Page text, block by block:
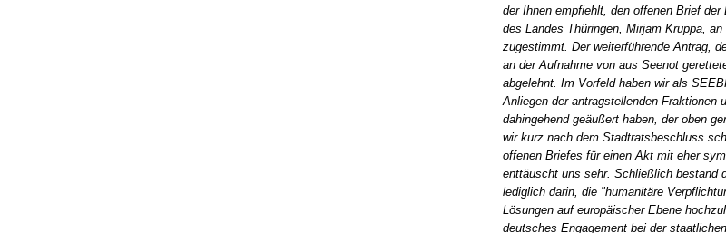
der Ihnen empfiehlt, den offenen Brief
des Landes Thüringen, Mirjam Kruppa,
zugestimmt. Der weiterführende Antrag,
an der Aufnahme von aus Seenot
abgelehnt. Im Vorfeld haben wir als
Anliegen der antragstellenden
dahingehend geäußert haben, der oben
wir kurz nach dem Stadtratsbeschluss
offenen Briefes für einen Akt mit eher
enttäuscht uns sehr. Schließlich bestand
lediglich darin, die "humanitäre
Lösungen auf europäischer Ebene
deutsches Engagement bei der